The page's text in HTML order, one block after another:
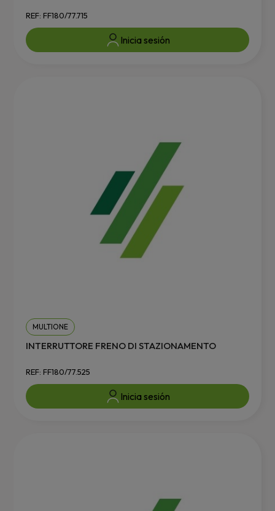
REF: FF180/77.715
Inicia sesión
MULTIONE
INTERRUTTORE FRENO DI STAZIONAMENTO
REF: FF180/77.525
Inicia sesión